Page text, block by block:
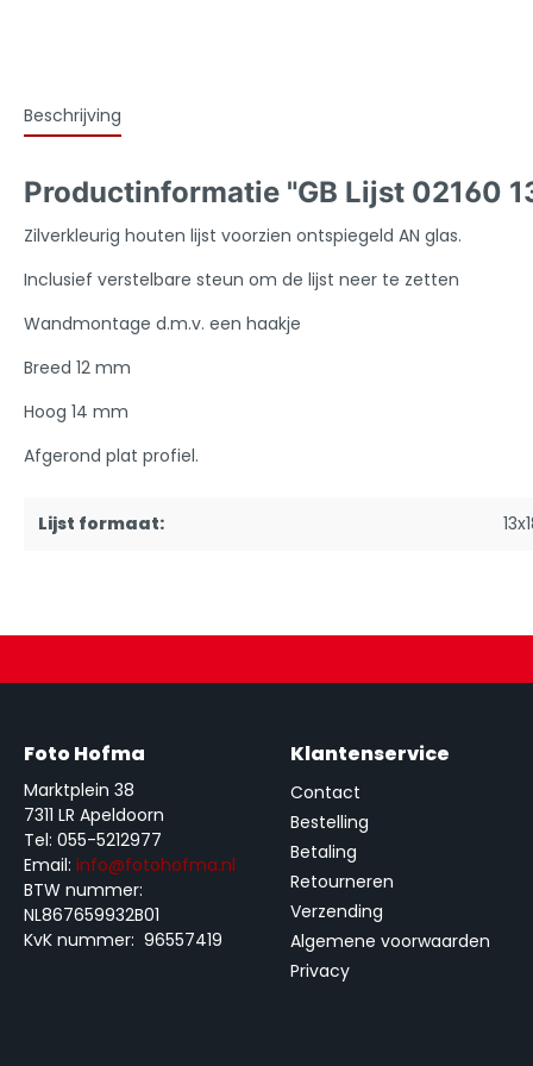
Beschrijving
Productinformatie "GB Lijst 02160
Zilverkleurig houten lijst voorzien ontspiegeld AN glas.
Inclusief verstelbare steun om de lijst neer te zetten
Wandmontage d.m.v. een haakje
Breed 12 mm
Hoog 14 mm
Afgerond plat profiel.
Lijst formaat:
Foto Hofma
Marktplein 38
7311 LR Apeldoorn
Tel: 055-5212977
Email: info@fotohofma.nl
BTW nummer:
NL867659932B01
KvK nummer: 96557419
Klantenservice
Contact
Bestelling
Betaling
Retourneren
Verzending
Algemene voorwaarden
Privacy